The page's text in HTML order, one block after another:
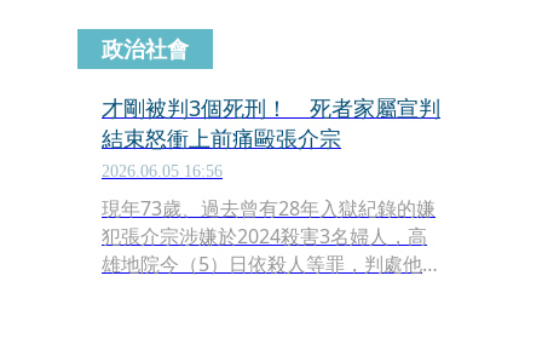
政治社會
才剛被判3個死刑！ 死者家屬宣判
結束怒衝上前痛毆張介宗
2026.06.05 16:56
現年73歲、過去曾有28年入獄紀錄的嫌
犯張介宗涉嫌於2024殺害3名婦人，高
雄地院今（5）日依殺人等罪，判處他3